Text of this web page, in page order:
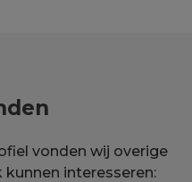
vonden wij overige
interesseren: